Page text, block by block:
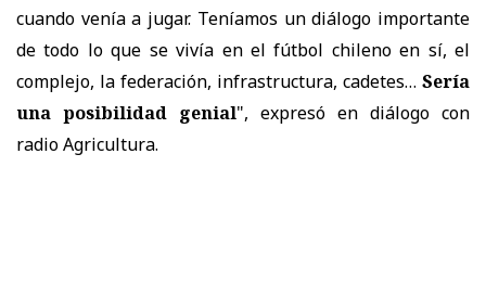
cuando venía a jugar. Teníamos un diálogo importante
de todo lo que se vivía en el fútbol chileno en sí, el
complejo, la federación, infrastructura, cadetes… Sería
una posibilidad genial", expresó en diálogo con
radio Agricultura.